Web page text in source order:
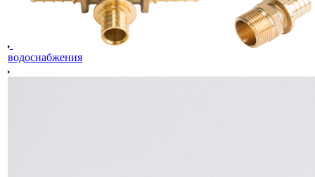
водоснабжения